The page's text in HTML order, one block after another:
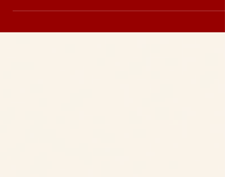
zákazníkov